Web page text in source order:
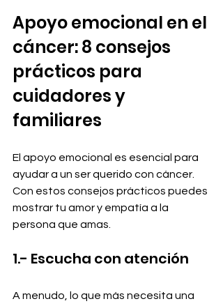
Apoyo emocional en el
cáncer: 8 consejos
prácticos para
cuidadores y
familiares
El apoyo emocional es esencial para
ayudar a un ser querido con cáncer.
Con estos consejos prácticos puedes
mostrar tu amor y empatía a la
persona que amas.
1.- Escucha con atención
A menudo, lo que más necesita una